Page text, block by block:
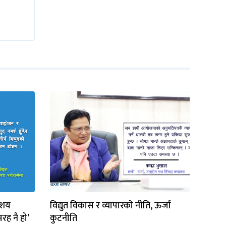
नै हो’
विद्युत विकास र व्यापारकाे नीति, ऊर्जा
कुटनीति